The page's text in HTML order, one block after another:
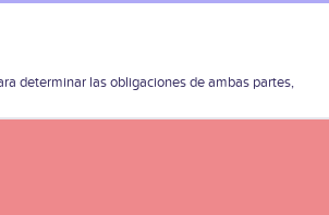
determinar las obligaciones de ambas partes,